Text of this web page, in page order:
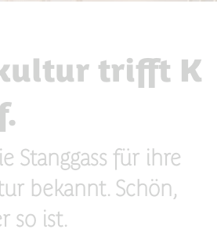
trifft K
Stanggass für ihre
bekannt. Schön,
so ist.